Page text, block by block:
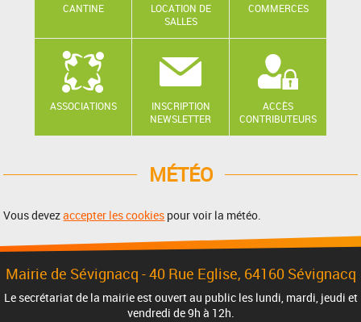
CANTINE
LOCATION DE
SALLES
COMMERCES
ASSOCIATIONS
INSCRIPTION
NEWSLETTER
ACCÈS
CONTRIBUTEURS
MÉTÉO
Vous devezaccepter les cookies pour voir la météo.
Mairie de Sévignacq -40 Rue Eglise, 64160 Sévignacq
Le secrétariat de la mairie est ouvert au public les lundi, mardi, jeudi et
vendredi de 9h à 12h.